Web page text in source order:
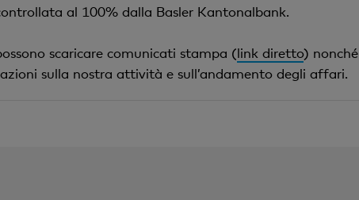
al 100% dalla Basler Kantonalbank.
scaricare comunicati stampa (link diretto) nonché
sulla nostra attività e sull’andamento degli affari.